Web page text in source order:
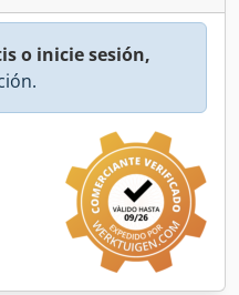
o inicie sesión,